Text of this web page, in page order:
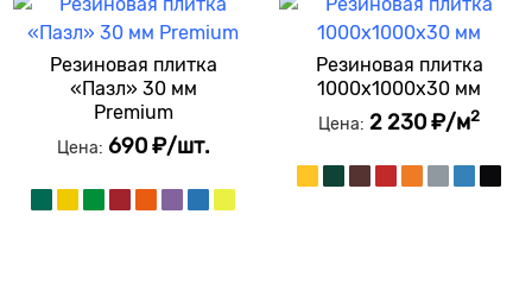
Резиновая плитка
«Пазл» 30 мм
Premium
Цена: 690 ₽/шт.
Резиновая плитка
1000x1000x30 мм
Цена: 2 230 ₽/м2